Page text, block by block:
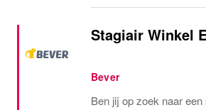
Stagiair Winkel
Bever
Ben jij op zoek naar